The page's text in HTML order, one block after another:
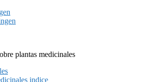
plantas medicinales
indice